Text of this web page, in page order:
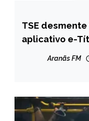
BRASIL
NOTÍCIAS
TSE
aplicativo e-
Aranãs FM